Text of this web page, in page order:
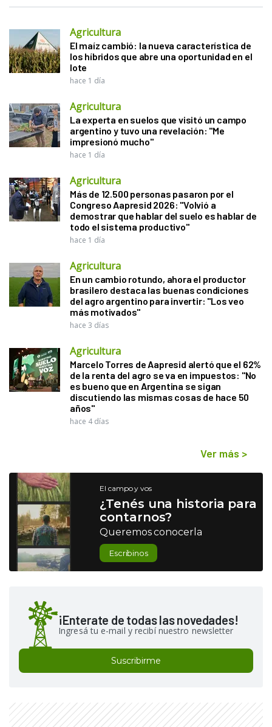
Agricultura
El maíz cambió: la nueva característica de
los híbridos que abre una oportunidad en el
lote
hace 1 día
Agricultura
La experta en suelos que visitó un campo
argentino y tuvo una revelación: "Me
impresionó mucho"
hace 1 día
Agricultura
Más de 12.500 personas pasaron por el
Congreso Aapresid 2026: "Volvió a
demostrar que hablar del suelo es hablar de
todo el sistema productivo"
hace 1 día
Agricultura
En un cambio rotundo, ahora el productor
brasilero destaca las buenas condiciones
del agro argentino para invertir: "Los veo
más motivados"
hace 3 días
Agricultura
Marcelo Torres de Aapresid alertó que el 62%
de la renta del agro se va en impuestos: "No
es bueno que en Argentina se sigan
discutiendo las mismas cosas de hace 50
años"
hace 4 días
Ver más >
El campo y vos
¿Tenés una historia para
contarnos?
Queremos conocerla
Escribinos
¡Enterate de todas las novedades!
Ingresá tu e-mail y recibí nuestro newsletter
Suscribirme